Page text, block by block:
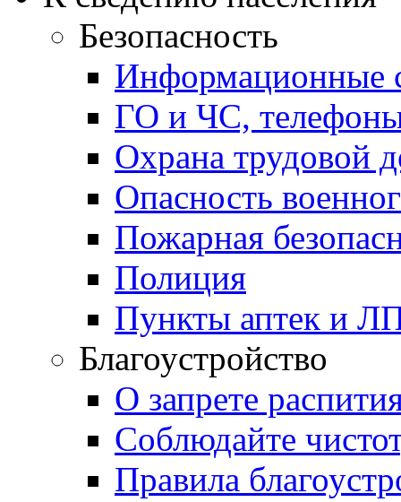
Безопасность
Информационные
ГО и ЧС,
Охрана трудовой
Опасность
Пожарная
Полиция
Пункты аптек и
Благоустройство
О запрете
Соблюдайте
Правила